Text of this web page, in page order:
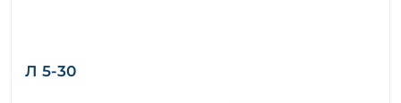
Л 5-30